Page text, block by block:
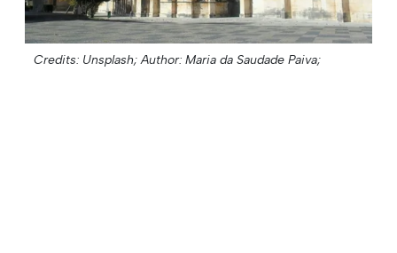
Credits: Unsplash; Author: Maria da Saudade Paiva;